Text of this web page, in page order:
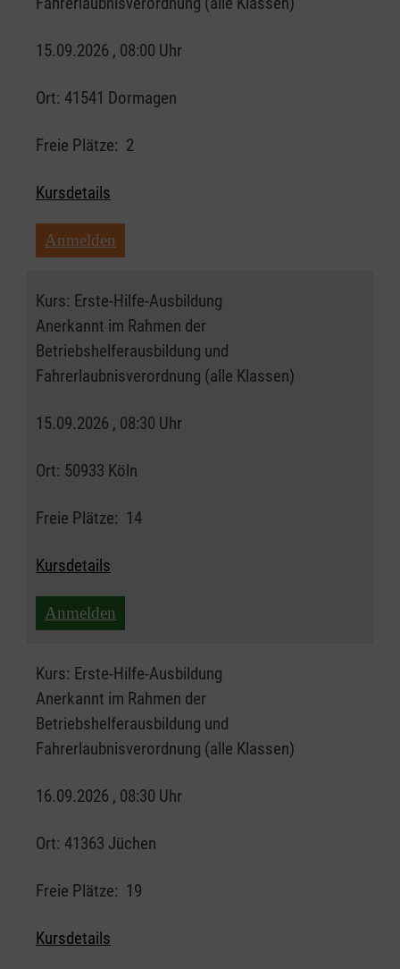
15.09.2026 , 08:00 Uhr
Ort: 41541 Dormagen
Freie Plätze: 2
Kursdetails
Anmelden
Kurs: Erste-Hilfe-Ausbildung
Anerkannt im Rahmen der
Betriebshelferausbildung und
Fahrerlaubnisverordnung (alle Klassen)
15.09.2026 , 08:30 Uhr
Ort: 50933 Köln
Freie Plätze: 14
Kursdetails
Anmelden
Kurs: Erste-Hilfe-Ausbildung
Anerkannt im Rahmen der
Betriebshelferausbildung und
Fahrerlaubnisverordnung (alle Klassen)
16.09.2026 , 08:30 Uhr
Ort: 41363 Jüchen
Freie Plätze: 19
Kursdetails